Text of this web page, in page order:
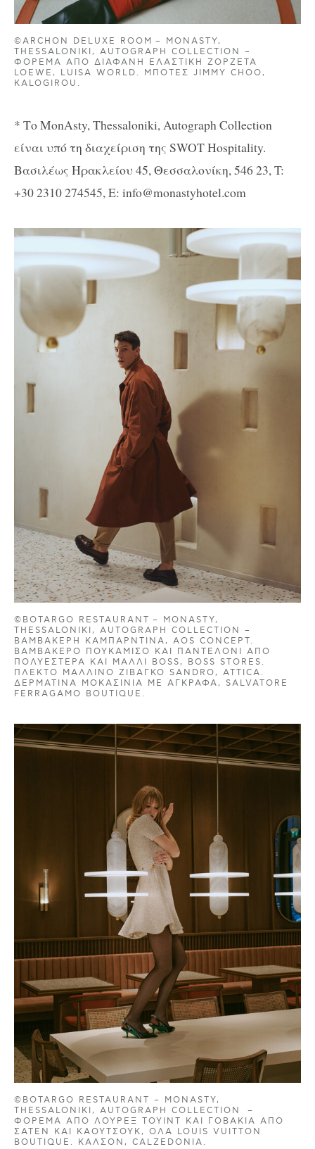
©ARCHON DELUXE ROOM – MONASTY,
THESSALONIKI, AUTOGRAPH COLLECTION –
ΦΌΡΕΜΑ ΑΠΌ ΔΙΆΦΑΝΗ ΕΛΑΣΤΙΚΉ ΖΟΡΖΈΤΑ
LOEWE, LUISA WORLD. ΜΠΌΤΕΣ JIMMY CHOO,
KALOGIROU.
* ΤοMonAsty, Thessaloniki, Autograph Collection
είναι υπό τη διαχείριση της SWOT Hospitality.
Βασιλέως Ηρακλείου 45, Θεσσαλονίκη, 546 23, T:
+30 2310 274545, E: info@monastyhotel.com
©BOTARGO RESTAURANT – MONASTY,
THESSALONIKI, AUTOGRAPH COLLECTION –
ΒΑΜΒΑΚΕΡΉ ΚΑΜΠΑΡΝΤΊΝΑ, AOS CONCEPT.
ΒΑΜΒΑΚΕΡΌ ΠΟΥΚΆΜΙΣΟ ΚΑΙ ΠΑΝΤΕΛΌΝΙ ΑΠΌ
ΠΟΛΥΕΣΤΈΡΑ ΚΑΙ ΜΑΛΛΊ BOSS, BOSS STORES.
ΠΛΕΚΤΌ ΜΆΛΛΙΝΟ ΖΙΒΆΓΚΟ SANDRO, ATTICA.
ΔΕΡΜΆΤΙΝΑ ΜΟΚΑΣΊΝΙΑ ΜΕ ΑΓΚΡΆΦΑ, SALVATORE
FERRAGAMO BOUTIQUE.
©BOTARGO RESTAURANT – MONASTY,
THESSALONIKI, AUTOGRAPH COLLECTION –
ΦΌΡΕΜΑ ΑΠΌ ΛΟΎΡΕΞ ΤΟΥΊΝΤ ΚΑΙ ΓΟΒΆΚΙΑ ΑΠΌ
ΣΑΤΈΝ ΚΑΙ ΚΑΟΥΤΣΟΎΚ, ΌΛΑ LOUIS VUITTON
BOUTIQUE. ΚΑΛΣΌΝ, CALZEDONIA.